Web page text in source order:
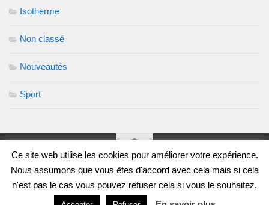
Isotherme
Non classé
Nouveautés
Sport
Soif de Gourde, le blog © 2026. Tous droits réservés.
Fièrement propulsé par - Conçu parThème Hueman
Ce site web utilise les cookies pour améliorer votre expérience.
Nous assumons que vous êtes d'accord avec cela mais si cela
n'est pas le cas vous pouvez refuser cela si vous le souhaitez.